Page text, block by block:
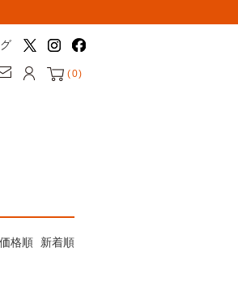
(0)
価格順 新着順